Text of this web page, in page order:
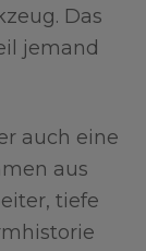
Das
jemand
auch eine
aus
tiefe